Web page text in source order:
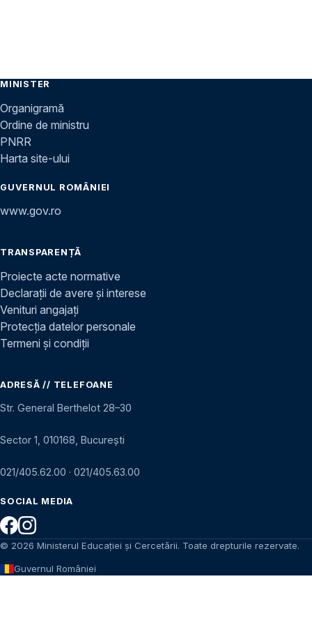
MINISTER
Organigramă
Ordine de ministru
PNRR
Harta site-ului
GUVERNUL ROMÂNIEI
www.gov.ro
TRANSPARENȚĂ
Proiecte acte normative
Declarații de avere și interese
Venituri angajați
Protecția datelor personale
Termeni și condiții
ADRESĂ // TELEFOANE
Str. General Berthelot 28–30
Sector 1, 010168, București
021/405.62.00 · 021/405.63.00
SOCIAL MEDIA
© 2026 Ministerul Educației și Cercetării. Toate drepturile rezervate.
Guvernul României